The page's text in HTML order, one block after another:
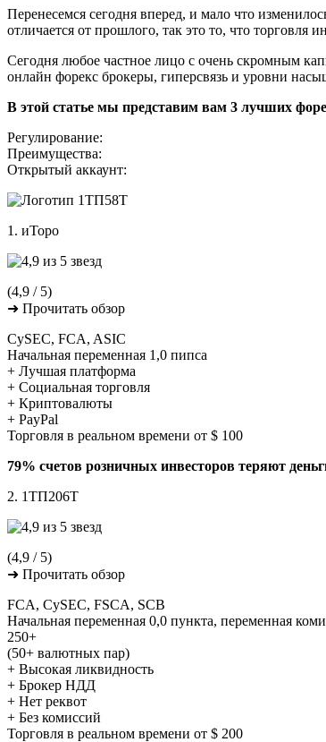
Перенесемся сегодня вперед, и мало что
отличается от прошлого, так это то, что
Сегодня любое частное лицо с очень скромным
онлайн форекс брокеры, гиперсвязь и уровни
В этой статье мы представим вам 3 лучших
Регулирование:
Преимущества:
Открытый аккаунт:
1. иТоро
(4,9 / 5)
➜ Прочитать обзор
CySEC, FCA, ASIC
Начальная переменная 1,0 пипса
+ Лучшая платформа
+ Социальная торговля
+ Криптовалюты
+ PayPal
Торговля в реальном времени от $ 100
79% счетов розничных инвесторов теряют
2. 1ТП206Т
(4,9 / 5)
➜ Прочитать обзор
FCA, CySEC, FSCA, SCB
Начальная переменная 0,0 пункта, переменная
250+
(50+ валютных пар)
+ Высокая ликвидность
+ Брокер НДД
+ Нет реквот
+ Без комиссий
Торговля в реальном времени от $ 200